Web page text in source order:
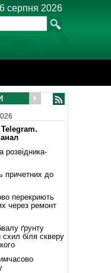
серпня 2026
розвідника-
причетних до
перекриють
через ремонт
ґрунту
біля скверу